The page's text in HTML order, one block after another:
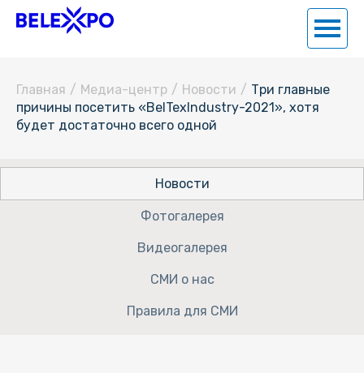
Главная / Медиа-центр / Новости / Три главные
причины посетить «BelTexIndustry-2021», хотя
будет достаточно всего одной
Новости
Фотогалерея
Видеогалерея
СМИ о нас
Правила для СМИ